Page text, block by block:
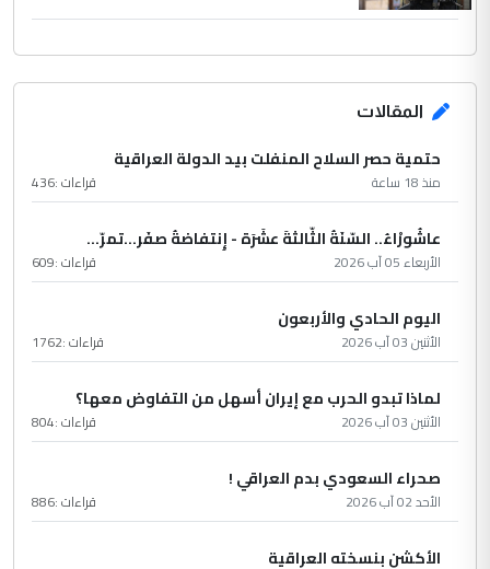
المقالات
حتمية حصر السلاح المنفلت بيد الدولة العراقية
منذ 18 ساعة قراءات :436
عاشُورْاءُ.. السّنَةُ الثّالثةَ عشَرَة - إِنتفاضةُ صفَر…تمرّ...
الأربعاء 05 آب 2026 قراءات :609
اليوم الحادي والأربعون
الأثنين 03 آب 2026 قراءات :1762
لماذا تبدو الحرب مع إيران أسهل من التفاوض معها؟
الأثنين 03 آب 2026 قراءات :804
صحراء السعودي بدم العراقي !
الأحد 02 آب 2026 قراءات :886
الأكشن بنسخته العراقية